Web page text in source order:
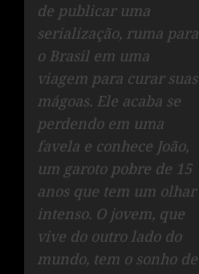
de publicar uma
serialização, ruma para
o Brasil em uma
viagem para curar suas
mágoas. Ele acaba se
perdendo em uma
favela e conhece João,
um garoto pobre de 15
anos que tem um olhar
intenso. O jovem, que
vive do outro lado do
mundo, tem o sonho de